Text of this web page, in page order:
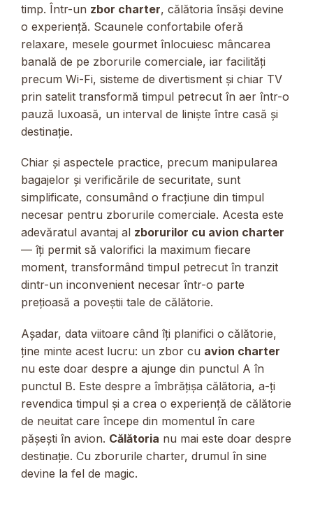
timp. Într-un zbor charter, călătoria însăși devine
o experiență. Scaunele confortabile oferă
relaxare, mesele gourmet înlocuiesc mâncarea
banală de pe zborurile comerciale, iar facilități
precum Wi-Fi, sisteme de divertisment și chiar TV
prin satelit transformă timpul petrecut în aer într-o
pauză luxoasă, un interval de liniște între casă și
destinație.
Chiar și aspectele practice, precum manipularea
bagajelor și verificările de securitate, sunt
simplificate, consumând o fracțiune din timpul
necesar pentru zborurile comerciale. Acesta este
adevăratul avantaj al zborurilor cu avion charter
— îți permit să valorifici la maximum fiecare
moment, transformând timpul petrecut în tranzit
dintr-un inconvenient necesar într-o parte
prețioasă a poveștii tale de călătorie.
Așadar, data viitoare când îți planifici o călătorie,
ține minte acest lucru: un zbor cu avion charter
nu este doar despre a ajunge din punctul A în
punctul B. Este despre a îmbrățișa călătoria, a-ți
revendica timpul și a crea o experiență de călătorie
de neuitat care începe din momentul în care
pășești în avion. Călătoria nu mai este doar despre
destinație. Cu zborurile charter, drumul în sine
devine la fel de magic.